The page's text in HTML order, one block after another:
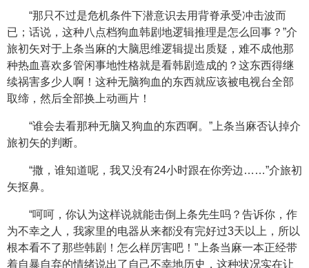
“那只不过是危机条件下潜意识去用背脊承受冲击波而
已；话说，这种八点档狗血韩剧地逻辑推理是怎么回事？”介
旅初矢对于上条当麻的大脑思维逻辑提出质疑，难不成他那
种热血喜欢多管闲事地性格就是看韩剧造成的？这东西得继
续祸害多少人啊！这种无脑狗血的东西就应该被电视台全部
取缔，然后全部换上动画片！
“谁会去看那种无脑又狗血的东西啊。”上条当麻否认掉介
旅初矢的判断。
“撒，谁知道呢，我又没有24小时跟在你旁边……”介旅初
矢抠鼻。
“呵呵，你认为这样说就能击倒上条先生吗？告诉你，作
为不幸之人，我家里的电器从来都没有完好过3天以上，所以
根本看不了那些韩剧！怎么样厉害吧！”上条当麻一本正经带
着自暴自弃的情绪说出了自己不幸地历史，这种状况实在让